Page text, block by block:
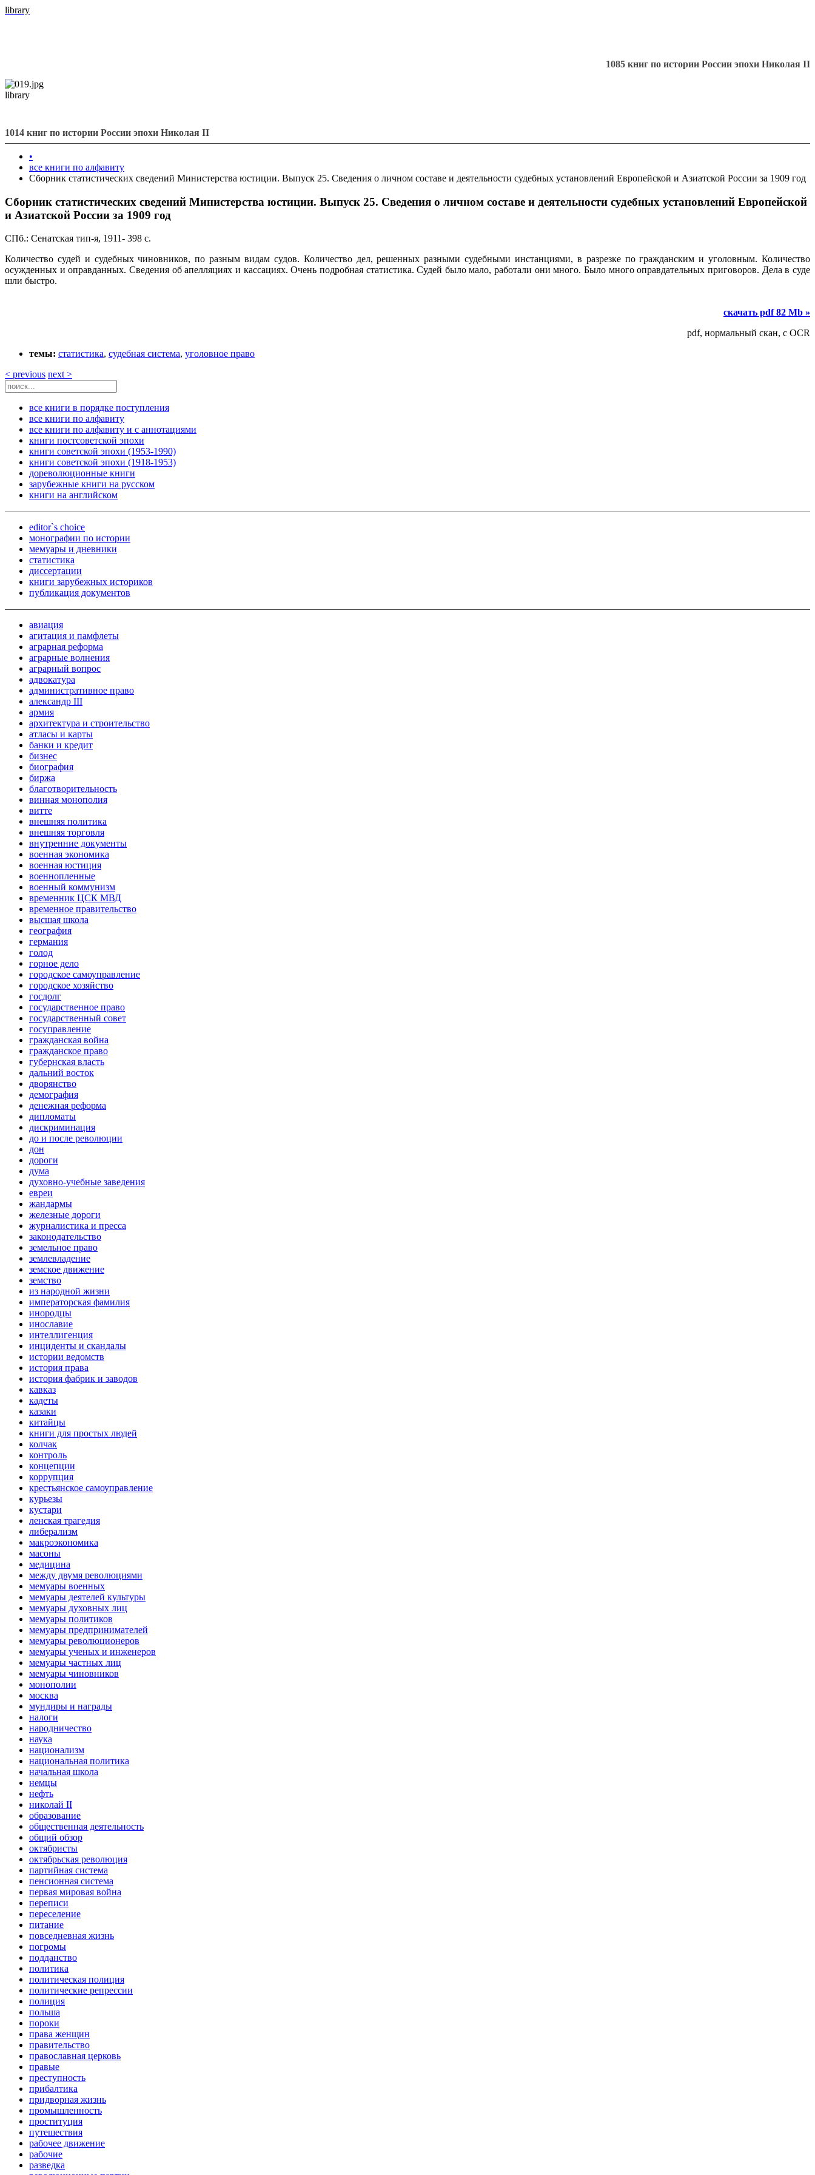
library
1085 книг по истории России эпохи Николая II
library
1014 книг по истории России эпохи Николая II
•
все книги по алфавиту
Сборник статистических сведений Министерства юстиции. Выпуск 25. Сведения о личном составе и деятельности судебных установлений Европейской и Азиатской России за 1909 год
Сборник статистических сведений Министерства юстиции. Выпуск 25. Сведения о личном составе и деятельности судебных установлений Европейской
и Азиатской России за 1909 год
СПб.: Сенатская тип-я, 1911- 398 с.
Количество судей и судебных чиновников, по разным видам судов. Количество дел, решенных разными судебными инстанциями, в разрезке по гражданским и уголовным. Количество
осужденных и оправданных. Сведения об апелляциях и кассациях. Очень подробная статистика. Судей было мало, работали они много. Было много оправдательных приговоров. Дела в суде
шли быстро.
скачать pdf 82 Mb »
pdf, нормальный скан, с OCR
темы: статистика, судебная система, уголовное право
< previous next >
все книги в порядке поступления
все книги по алфавиту
все книги по алфавиту и с аннотациями
книги постсоветской эпохи
книги советской эпохи (1953-1990)
книги советской эпохи (1918-1953)
дореволюционные книги
зарубежные книги на русском
книги на английском
editor`s choice
монографии по истории
мемуары и дневники
статистика
диссертации
книги зарубежных историков
публикация документов
авиация
агитация и памфлеты
аграрная реформа
аграрные волнения
аграрный вопрос
адвокатура
административное право
александр III
армия
архитектура и строительство
атласы и карты
банки и кредит
бизнес
биография
биржа
благотворительность
винная монополия
витте
внешняя политика
внешняя торговля
внутренние документы
военная экономика
военная юстиция
военнопленные
военный коммунизм
временник ЦСК МВД
временное правительство
высшая школа
география
германия
голод
горное дело
городское самоуправление
городское хозяйство
госдолг
государственное право
государственный совет
госуправление
гражданская война
гражданское право
губернская власть
дальний восток
дворянство
демография
денежная реформа
дипломаты
дискриминация
до и после революции
дон
дороги
дума
духовно-учебные заведения
евреи
жандармы
железные дороги
журналистика и пресса
законодательство
земельное право
землевладение
земское движение
земство
из народной жизни
императорская фамилия
инородцы
инославие
интеллигенция
инциденты и скандалы
истории ведомств
история права
история фабрик и заводов
кавказ
кадеты
казаки
китайцы
книги для простых людей
колчак
контроль
концепции
коррупция
крестьянское самоуправление
курьезы
кустари
ленская трагедия
либерализм
макроэкономика
масоны
медицина
между двумя революциями
мемуары военных
мемуары деятелей культуры
мемуары духовных лиц
мемуары политиков
мемуары предпринимателей
мемуары революционеров
мемуары ученых и инженеров
мемуары частных лиц
мемуары чиновников
монополии
москва
мундиры и награды
налоги
народничество
наука
национализм
национальная политика
начальная школа
немцы
нефть
николай II
образование
общественная деятельность
общий обзор
октябристы
октябрьская революция
партийная система
пенсионная система
первая мировая война
переписи
переселение
питание
повседневная жизнь
погромы
подданство
политика
политическая полиция
политические репрессии
полиция
польша
пороки
права женщин
правительство
православная церковь
правые
преступность
прибалтика
придворная жизнь
промышленность
проституция
путешествия
рабочее движение
рабочие
разведка